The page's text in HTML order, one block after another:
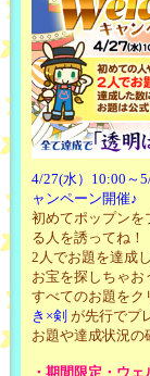
4/27(水）10:00～
ャンペーン開催♪
初めてポップンを
る人を誘ってね！
2人でお題を達成
お宝を探しちゃお
すべてのお題をク
き×剣 が先行でプ
お題や達成状況の
・期間限定・ウ